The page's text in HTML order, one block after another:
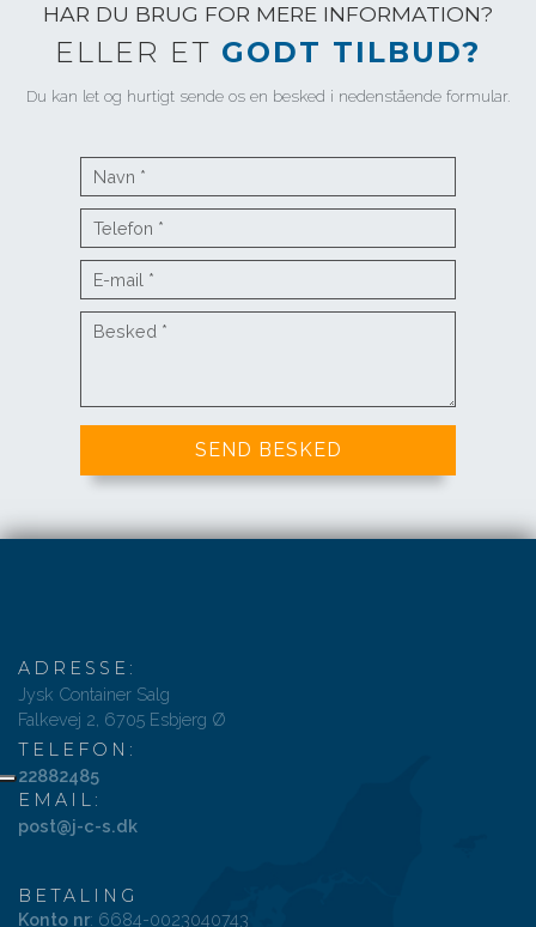
HAR DU BRUG FOR MERE INFORMATION?
ELLER ET GODT TILBUD?
Du kan let og hurtigt sende os en besked i nedenstående formular.
ADRESSE:
Jysk Container Salg
Falkevej 2, 6705 Esbjerg Ø
TELEFON:
22882485
EMAIL:
post@j-c-s.dk
BETALING
Konto nr: 6684-0023040743